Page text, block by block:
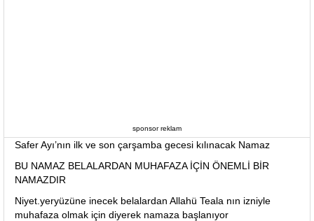
sponsor reklam
Safer Ayı’nın ilk ve son çarşamba gecesi kılınacak Namaz
BU NAMAZ BELALARDAN MUHAFAZA İÇİN ÖNEMLİ BİR
NAMAZDIR
Niyet.yeryüzüne inecek belalardan Allahü Teala nın izniyle
muhafaza olmak için diyerek namaza başlanıyor